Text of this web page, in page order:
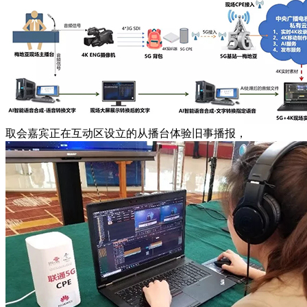
取会嘉宾正在互动区设立的从播台体验旧事播报，